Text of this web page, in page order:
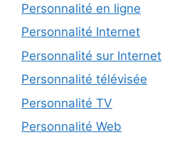
Personnalité en ligne
Personnalité Internet
Personnalité sur Internet
Personnalité télévisée
Personnalité TV
Personnalité Web